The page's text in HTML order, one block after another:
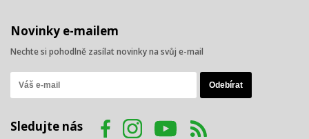
Novinky e-mailem
Nechte si pohodlně zasílat novinky na svůj e-mail
Sledujte nás